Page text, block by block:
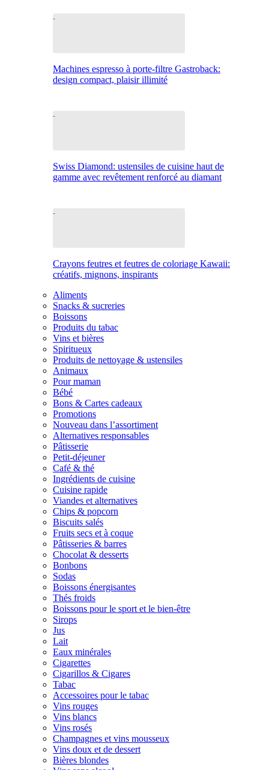
Machines espresso à porte-filtre Gastroback:
design compact, plaisir illimité
Swiss Diamond: ustensiles de cuisine haut de
gamme avec revêtement renforcé au diamant
Crayons feutres et feutres de coloriage Kawaii:
créatifs, mignons, inspirants
Aliments
Snacks & sucreries
Boissons
Produits du tabac
Vins et bières
Spiritueux
Produits de nettoyage & ustensiles
Animaux
Pour maman
Bébé
Bons & Cartes cadeaux
Promotions
Nouveau dans l’assortiment
Alternatives responsables
Pâtisserie
Petit-déjeuner
Café & thé
Ingrédients de cuisine
Cuisine rapide
Viandes et alternatives
Chips & popcorn
Biscuits salés
Fruits secs et à coque
Pâtisseries & barres
Chocolat & desserts
Bonbons
Sodas
Boissons énergisantes
Thés froids
Boissons pour le sport et le bien-être
Sirops
Jus
Lait
Eaux minérales
Cigarettes
Cigarillos & Cigares
Tabac
Accessoires pour le tabac
Vins rouges
Vins blancs
Vins rosés
Champagnes et vins mousseux
Vins doux et de dessert
Bières blondes